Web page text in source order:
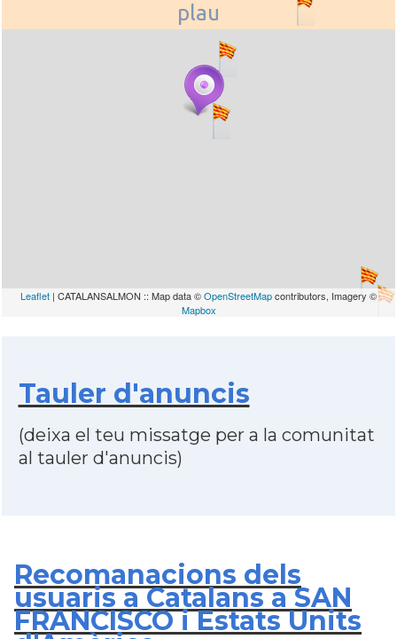
plau
Leaflet | CATALANSALMON :: Map data ©OpenStreetMapcontributors, Imagery ©
Mapbox
Tauler d'anuncis
(deixa el teu missatge per a la comunitat
al tauler d'anuncis)
Recomanacions dels
usuaris a Catalans a SAN
FRANCISCO i Estats Units